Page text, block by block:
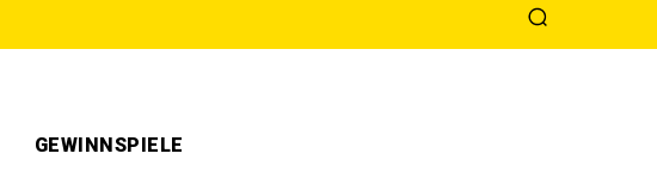
GEWINNSPIELE